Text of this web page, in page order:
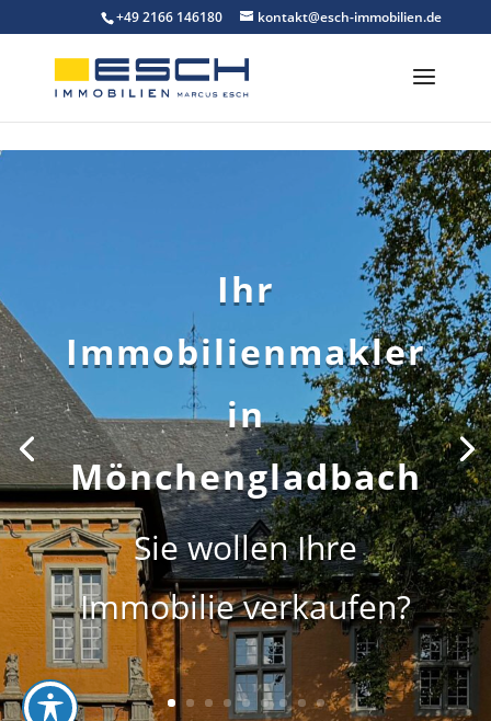
Skip to content+49 2166 146180 kontakt@esch-immobilien.de
Ihr
Immobilienmakler
in
Mönchengladbach
Sie wollen Ihre
Immobilie verkaufen?